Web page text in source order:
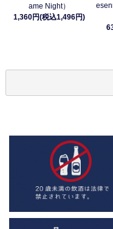
ame Night）
1,360円(税込1,496円)